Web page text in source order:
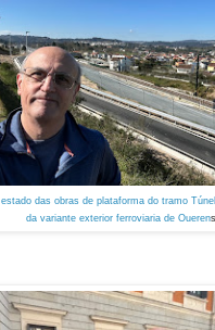
das obras de plataforma do tramo
da variante exterior ferroviaria de Oueren